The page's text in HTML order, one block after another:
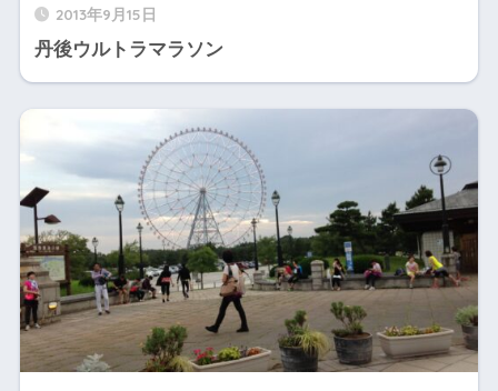
2013年9月15日
丹後ウルトラマラソン